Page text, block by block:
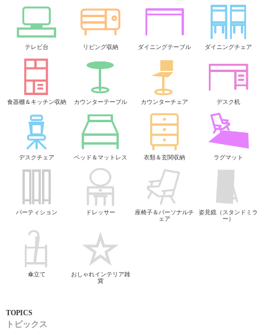
テレビ台 リビング収納 ダイニングテーブル ダイニングチェア
食器棚＆キッチン収納 カウンターテーブル カウンターチェア デスク机
デスクチェア ベッド＆マットレス 衣類＆玄関収納 ラグマット
パーティション ドレッサー
座椅子＆パーソナルチ
ェア
姿見鏡（スタンドミラ
ー）
傘立て
おしゃれインテリア雑
貨
トピックス